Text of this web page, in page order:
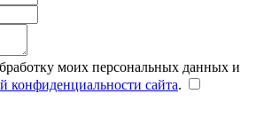
моих персональных данных и
конфиденциальности сайта.